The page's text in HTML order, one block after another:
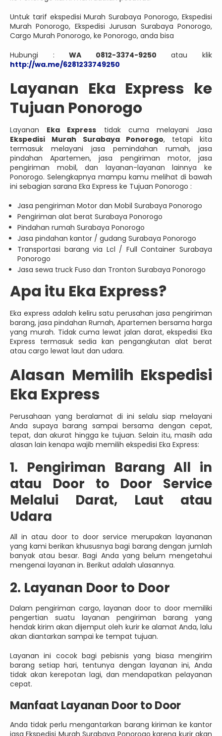
Untuk tarif ekspedisi Murah Surabaya Ponorogo, Ekspedisi
Murah Ponorogo, Ekspedisi Jurusan Surabaya Ponorogo,
Cargo Murah Ponorogo, ke Ponorogo, anda bisa
Hubungi :WA 0812-3374-9250 atau klik
http://wa.me/6281233749250
Layanan Eka Express ke
Tujuan Ponorogo
Layanan Eka Express tidak cuma melayani Jasa
Ekspedisi Murah Surabaya Ponorogo, tetapi kita
termasuk melayani jasa pemindahan rumah, jasa
pindahan Apartemen, jasa pengiriman motor, jasa
pengiriman mobil, dan layanan-layanan lainnya ke
Ponorogo. Selengkapnya mampu kamu melihat di bawah
ini sebagian sarana Eka Express ke Tujuan Ponorogo :
Jasa pengiriman Motor dan Mobil Surabaya Ponorogo
Pengiriman alat berat Surabaya Ponorogo
Pindahan rumah Surabaya Ponorogo
Jasa pindahan kantor / gudang Surabaya Ponorogo
Transportasi barang via Lcl / Full Container Surabaya
Ponorogo
Jasa sewa truck Fuso dan Tronton Surabaya Ponorogo
Apa itu Eka Express?
Eka express adalah keliru satu perusahan jasa pengiriman
barang, jasa pindahan Rumah, Apartemen bersama harga
yang murah. Tidak cuma lewat jalan darat, ekspedisi Eka
Express termasuk sedia kan pengangkutan alat berat
atau cargo lewat laut dan udara.
Alasan Memilih Ekspedisi
Eka Express
Perusahaan yang beralamat di ini selalu siap melayani
Anda supaya barang sampai bersama dengan cepat,
tepat, dan akurat hingga ke tujuan. Selain itu, masih ada
alasan lain kenapa wajib memilih ekspedisi Eka Express:
1. Pengiriman Barang All in
atau Door to Door Service
Melalui Darat, Laut atau
Udara
All in atau door to door service merupakan layananan
yang kami berikan khususnya bagi barang dengan jumlah
banyak atau besar. Bagi Anda yang belum mengetahui
mengenai layanan in. Berikut adalah ulasannya.
2. Layanan Door to Door
Dalam pengiriman cargo, layanan door to door memiliki
pengertian suatu layanan pengiriman barang yang
hendak kirim akan dijemput oleh kurir ke alamat Anda, lalu
akan diantarkan sampai ke tempat tujuan.
Layanan ini cocok bagi pebisnis yang biasa mengirim
barang setiap hari, tentunya dengan layanan ini, Anda
tidak akan kerepotan lagi, dan mendapatkan pelayanan
cepat.
Manfaat Layanan Door to Door
Anda tidak perlu mengantarkan barang kiriman ke kantor